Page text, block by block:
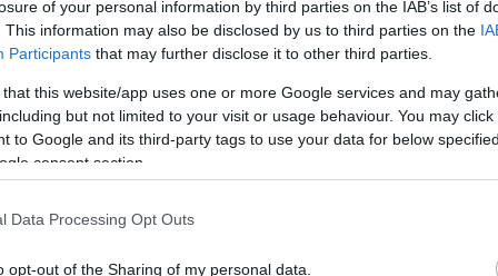
of your personal information by third parties on the IAB’s list of
This information may also be disclosed by us to third parties on the
Participants that may further disclose it to other third parties.
that this website/app uses one or more Google services and may
but not limited to your visit or usage behaviour. You may
to Google and its third-party tags to use your data for below
consent section.
Data Processing Opt Outs
opt-out of the Sharing of my personal data.
επισήμανε ότιγια την ασφάλεια
διαφοροποίηση και στάθηκε
. «Υπό αυτή την έννοια, έχουμε
μέσω της Ρεβυθούσας και του
Ρουμανίας, Μολδαβίας μέχρι
διαφοροποίηση που είναι
21:11
21:01